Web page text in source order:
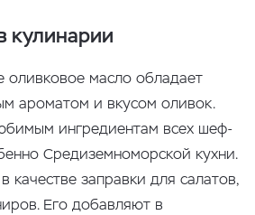
кулинарии
оливковое масло обладает
ароматом и вкусом оливок.
ингредиентам всех шеф-
Средиземноморской кухни.
качестве заправки для салатов,
Его добавляют в